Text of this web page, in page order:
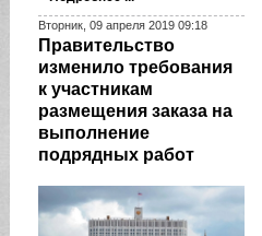
Вторник, 09 апреля 2019 09:18
Правительство
изменило требования
к участникам
размещения заказа на
выполнение
подрядных работ